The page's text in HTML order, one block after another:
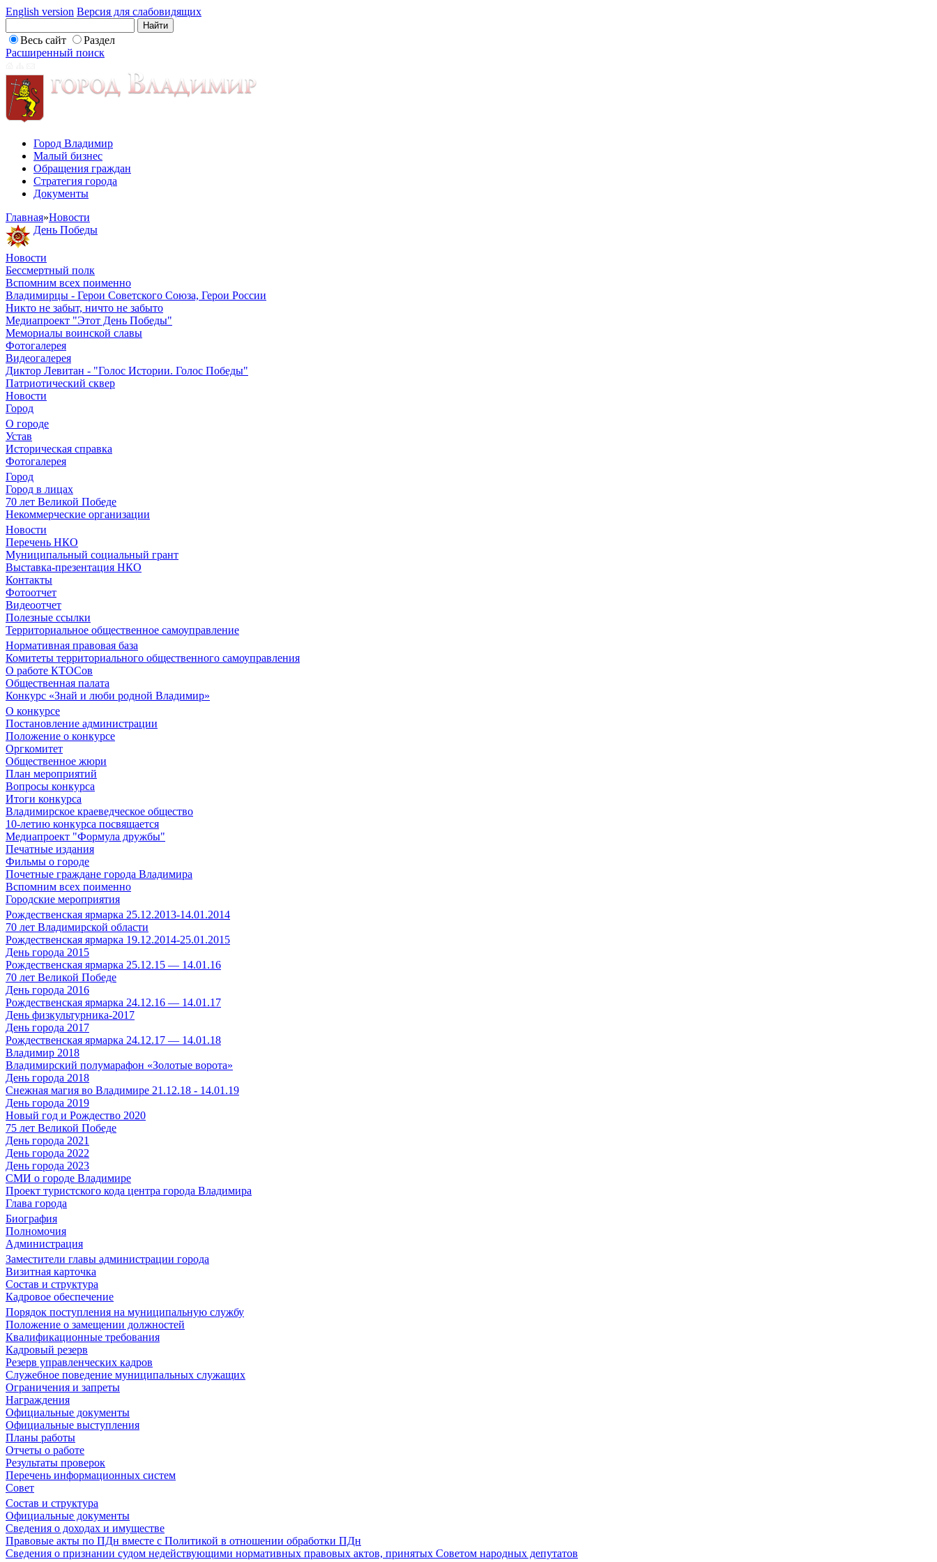
English version Версия для слабовидящих
Весь сайт
Раздел
Расширенный поиск
Город Владимир
Малый бизнес
Обращения граждан
Стратегия города
Документы
Главная»Новости
День Победы
Новости
Бессмертный полк
Вспомним всех поименно
Владимирцы - Герои Советского Союза, Герои России
Никто не забыт, ничто не забыто
Медиапроект "Этот День Победы"
Мемориалы воинской славы
Фотогалерея
Видеогалерея
Диктор Левитан - "Голос Истории. Голос Победы"
Патриотический сквер
Новости
Город
О городе
Устав
Историческая справка
Фотогалерея
Город
Город в лицах
70 лет Великой Победе
Некоммерческие организации
Новости
Перечень НКО
Муниципальный социальный грант
Выставка-презентация НКО
Контакты
Фотоотчет
Видеоотчет
Полезные ссылки
Территориальное общественное самоуправление
Нормативная правовая база
Комитеты территориального общественного самоуправления
О работе КТОСов
Общественная палата
Конкурс «Знай и люби родной Владимир»
О конкурсе
Постановление администрации
Положение о конкурсе
Оргкомитет
Общественное жюри
План мероприятий
Вопросы конкурса
Итоги конкурса
Владимирское краеведческое общество
10-летию конкурса посвящается
Медиапроект "Формула дружбы"
Печатные издания
Фильмы о городе
Почетные граждане города Владимира
Вспомним всех поименно
Городские мероприятия
Рождественская ярмарка 25.12.2013-14.01.2014
70 лет Владимирской области
Рождественская ярмарка 19.12.2014-25.01.2015
День города 2015
Рождественская ярмарка 25.12.15 — 14.01.16
70 лет Великой Победе
День города 2016
Рождественская ярмарка 24.12.16 — 14.01.17
День физкультурника-2017
День города 2017
Рождественская ярмарка 24.12.17 — 14.01.18
Владимир 2018
Владимирский полумарафон «Золотые ворота»
День города 2018
Снежная магия во Владимире 21.12.18 - 14.01.19
День города 2019
Новый год и Рождество 2020
75 лет Великой Победе
День города 2021
День города 2022
День города 2023
СМИ о городе Владимире
Проект туристского кода центра города Владимира
Глава города
Биография
Полномочия
Администрация
Заместители главы администрации города
Визитная карточка
Состав и структура
Кадровое обеспечение
Порядок поступления на муниципальную службу
Положение о замещении должностей
Квалификационные требования
Кадровый резерв
Резерв управленческих кадров
Служебное поведение муниципальных служащих
Ограничения и запреты
Награждения
Официальные документы
Официальные выступления
Планы работы
Отчеты о работе
Результаты проверок
Перечень информационных систем
Совет
Состав и структура
Официальные документы
Сведения о доходах и имуществе
Правовые акты по ПДн вместе с Политикой в отношении обработки ПДн
Сведения о признании судом недействующими нормативных правовых актов, принятых Советом народных депутатов